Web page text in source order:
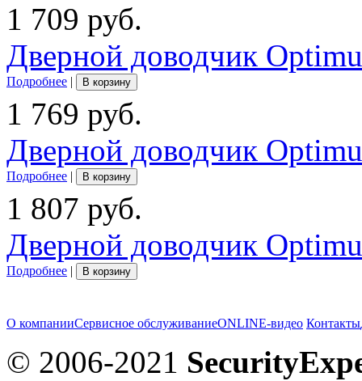
1 709 руб.
Дверной доводчик
Подробнее | В корзину
1 769 руб.
Дверной доводчик
Подробнее | В корзину
1 807 руб.
Дверной доводчик
Подробнее | В корзину
О компанииСервисное обслуживаниеONLINE-видео Контакты
© 2006-2021